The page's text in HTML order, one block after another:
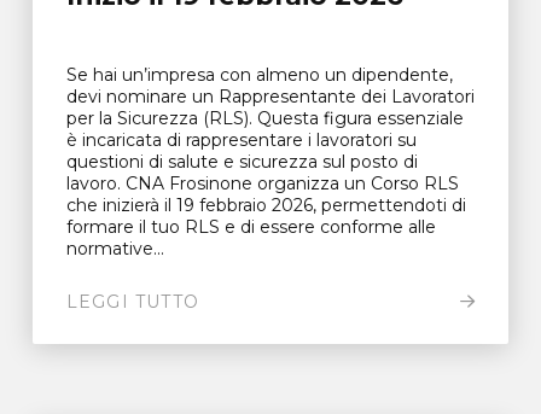
Se hai un’impresa con almeno un dipendente,
devi nominare un Rappresentante dei Lavoratori
per la Sicurezza (RLS). Questa figura essenziale
è incaricata di rappresentare i lavoratori su
questioni di salute e sicurezza sul posto di
lavoro. CNA Frosinone organizza un Corso RLS
che inizierà il 19 febbraio 2026, permettendoti di
formare il tuo RLS e di essere conforme alle
normative...
LEGGI TUTTO